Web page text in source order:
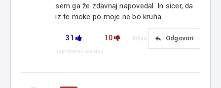
sem ga že zdavnaj napovedal. In sicer, da
iz te moke po moje ne bo kruha.
31 10 reply Odgovori
Prijavi
neprimerno vsebino